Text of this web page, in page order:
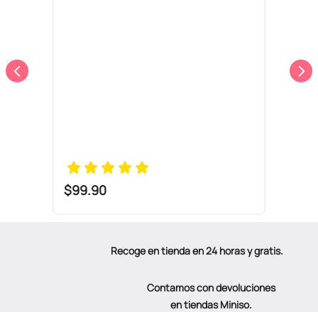
$99.90
Recoge en tienda en 24 horas y gratis.
Contamos con devoluciones
en tiendas Miniso.